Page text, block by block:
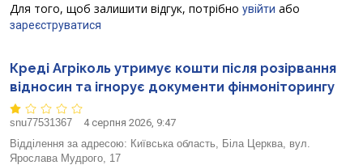
Відгуки
Кредити для бізнеса
Для того, щоб залишити відгук, потрібно увійти або
зареєструватися
Креді Агріколь утримує кошти після розірвання
відносин та ігнорує документи фінмоніторингу
snu77531367
4 серпня 2026, 9:47
Відділення за адресою: Київська область, Біла Церква, вул.
Ярослава Мудрого, 17